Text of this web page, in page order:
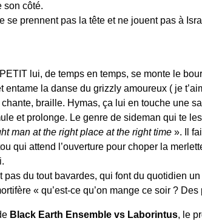
son côté.
se prennent pas la tête et ne jouent pas à
lui, de temps en temps, se monte le
la danse du grizzly amoureux ( je
braille. Hymas, ça lui en touche une
et prolonge. Le genre de sideman qui te
man at the right place at the right time ». Il
qui attend l’ouverture pour choper la
pas du tout bavardes, qui font du quotidien
« qu’est-ce qu’on mange ce soir ? Des
Black Earth Ensemble vs Laborintus, le